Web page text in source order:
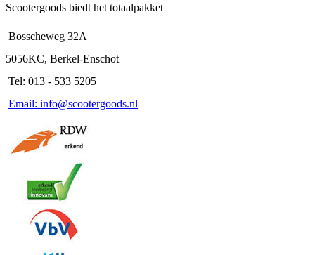
Scootergoods biedt het totaalpakket
Bosscheweg 32A
5056KC, Berkel-Enschot
Tel: 013 - 533 5205
Email: info@scootergoods.nl